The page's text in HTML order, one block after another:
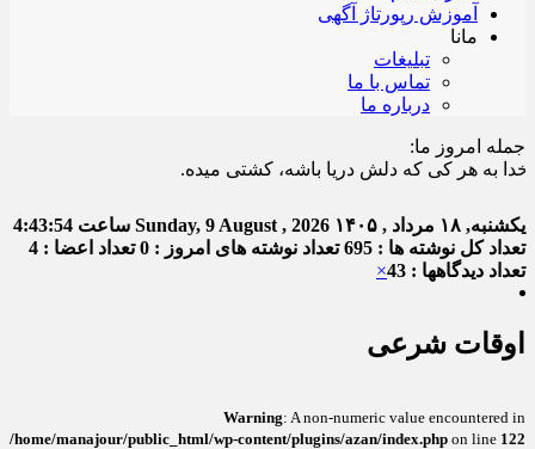
آموزش رپورتاژ آگهی
مانا
تبلیغات
تماس با ما
درباره ما
جمله امروز ما:
هر کی که دلش دریا باشه، کشتی میده.
یکشنبه, ۱۸ مرداد , ۱۴۰۵ Sunday, 9 August , 2026 ساعت 4:43:55
تعداد کل نوشته ها : 695
تعداد نوشته های امروز : 0
تعداد اعضا : 4
تعداد دیدگاهها : 43
×
اوقات شرعی
Warning: A non-numeric value encountered in
/home/manajour/public_html/wp-content/plugins/azan/index.php on line 122